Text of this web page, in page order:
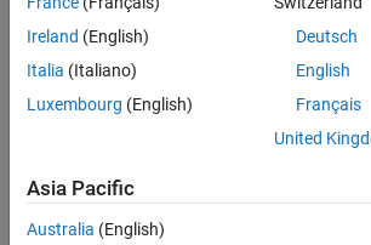
Show older
comments
の質
問が
上手
Ireland (English)
Italia (Italiano)
Luxembourg (English)
Deutsch
English
Français
United
Asia Pacific
Australia (English)